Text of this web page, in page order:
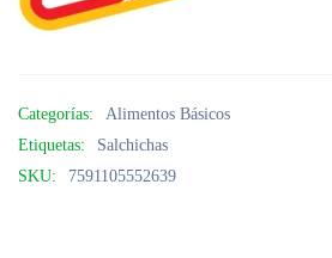
Categorías:
Alimentos Básicos
Etiquetas:
Salchichas
SKU:
7591105552639